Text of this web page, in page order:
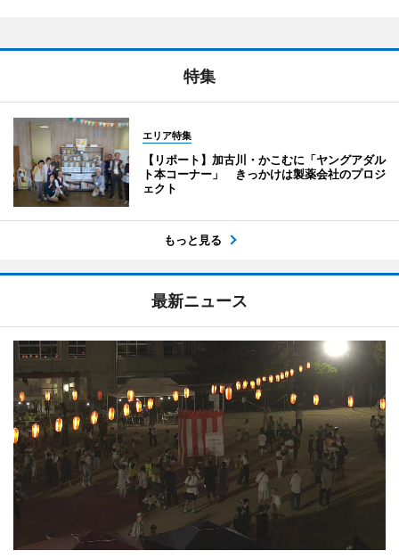
特集
エリア特集
【リポート】加古川・かこむに「ヤングアダル
ト本コーナー」 きっかけは製薬会社のプロジ
ェクト
もっと見る
最新ニュース